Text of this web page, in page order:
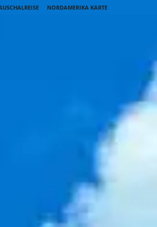
NORDAMERIKA KARTE